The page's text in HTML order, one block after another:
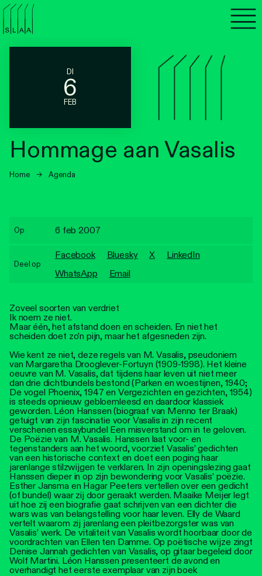
DI
6
FEB
Hommage aan Vasalis
Home → Agenda
Zoveel soorten van verdriet
Ik noem ze niet.
Maar één, het afstand doen en scheiden. En niet het
scheiden doet zo’n pijn, maar het afgesneden zijn.
Wie kent ze niet, deze regels van M. Vasalis, pseudoniem
van Margaretha Drooglever-Fortuyn (1909-1998). Het kleine
oeuvre van M. Vasalis, dat tijdens haar leven uit niet meer
dan drie dichtbundels bestond (Parken en woestijnen, 1940;
De vogel Phoenix, 1947 en Vergezichten en gezichten, 1954)
is steeds opnieuw gebloemleesd en daardoor klassiek
geworden. Léon Hanssen (biograaf van Menno ter Braak)
getuigt van zijn fascinatie voor Vasalis in zijn recent
verschenen essaybundel Een misverstand om in te geloven.
De Poëzie van M. Vasalis. Hanssen laat voor- en
tegenstanders aan het woord, voorziet Vasalis’ gedichten
van een historische context en doet een poging haar
jarenlange stilzwijgen te verklaren. In zijn openingslezing gaat
Hanssen dieper in op zijn bewondering voor Vasalis’ poëzie.
Esther Jansma en Hagar Peeters vertellen over een gedicht
(of bundel) waar zij door geraakt werden. Maaike Meijer legt
uit hoe zij een biografie gaat schrijven van een dichter die
wars was van belangstelling voor haar leven. Elly de Waard
vertelt waarom zij jarenlang een pleitbezorgster was van
Vasalis’ werk. De vitaliteit van Vasalis wordt hoorbaar door de
voordrachten van Ellen ten Damme. Op poëtische wijze zingt
Denise Jannah gedichten van Vasalis, op gitaar begeleid door
Wolf Martini. Léon Hanssen presenteert de avond en
overhandigt het eerste exemplaar van zijn boek
Op 6 feb 2007
Deel op
Facebook Bluesky X
LinkedIn
WhatsApp
Email
Agenda
Luisteren
Nieuwsbrief
Personen
Stadsdichter